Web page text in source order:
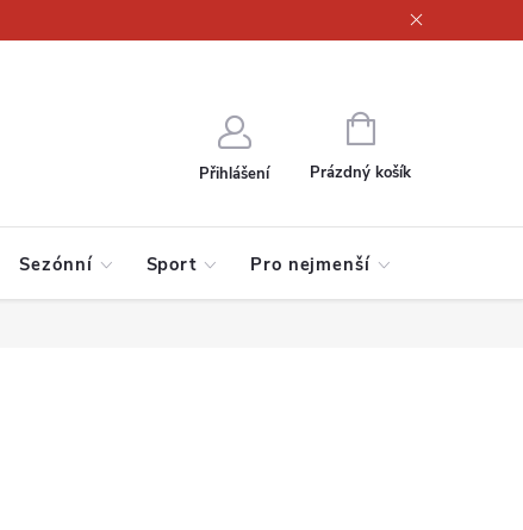
Přihlášení
NÁKUPNÍ
KOŠÍK
Prázdný košík
Sezónní Sport Pro nejmenší